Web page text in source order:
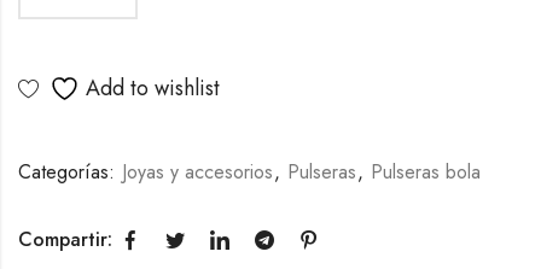
Add to wishlist
Categorías: Joyas y accesorios, Pulseras, Pulseras bola
Compartir: